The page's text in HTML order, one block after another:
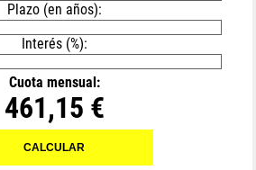
Plazo (en años):
Interés (%):
Cuota mensual:
461,15 €